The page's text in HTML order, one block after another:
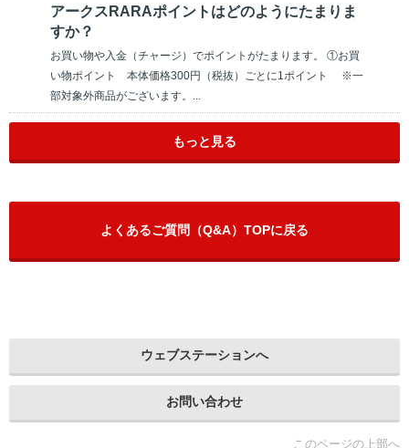
アークスRARAポイントはどのようにたまりま
すか？
お買い物や入金（チャージ）でポイントがたまります。 ①お買
い物ポイント 本体価格300円（税抜）ごとに1ポイント ※一
部対象外商品がございます。...
もっと見る
よくあるご質問（Q&A）TOPに戻る
ウェブステーションへ
お問い合わせ
このページの上部へ